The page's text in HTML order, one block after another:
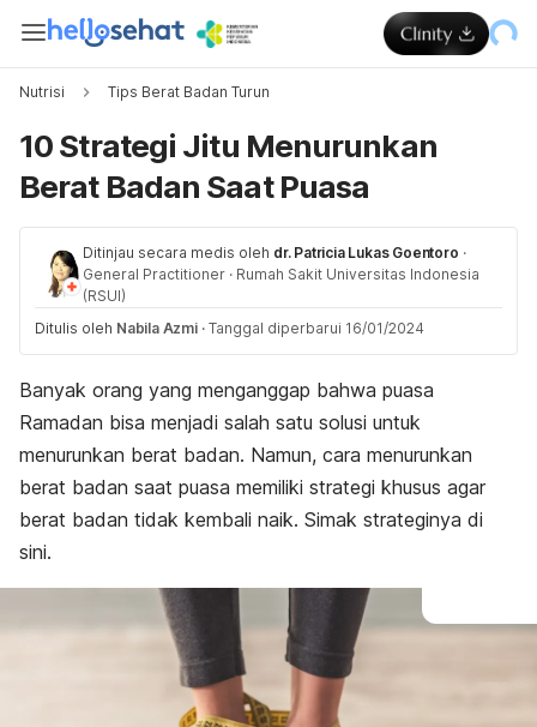
Nutrisi Tips Berat Badan Turun
10 Strategi Jitu Menurunkan
Berat Badan Saat Puasa
Ditinjau secara medis oleh dr. Patricia Lukas Goentoro ·
General Practitioner · Rumah Sakit Universitas Indonesia
(RSUI)
Ditulis oleh Nabila Azmi · Tanggal diperbarui 16/01/2024
Banyak orang yang menganggap bahwa puasa
Ramadan bisa menjadi salah satu solusi untuk
menurunkan berat badan. Namun, cara menurunkan
berat badan saat puasa memiliki strategi khusus agar
berat badan tidak kembali naik. Simak strateginya di
sini.